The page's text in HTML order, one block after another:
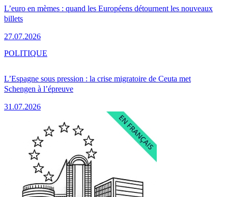
L’euro en mèmes : quand les Européens détournent les nouveaux
billets
27.07.2026
L’Espagne sous pression : la crise migratoire de Ceuta met
Schengen à l’épreuve
31.07.2026
POLITIQUE